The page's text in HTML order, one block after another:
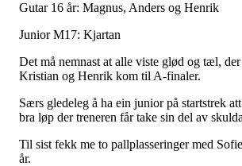
Gutar 16 år: Magnus, Anders og Henrik
Junior M17: Kjartan
Det må nemnast at alle viste glød og tæl,
Kristian og Henrik kom til A-finaler.
Særs gledeleg å ha ein junior på startstrek
bra løp der treneren får take sin del av
Til sist fekk me to pallplasseringer med
år.